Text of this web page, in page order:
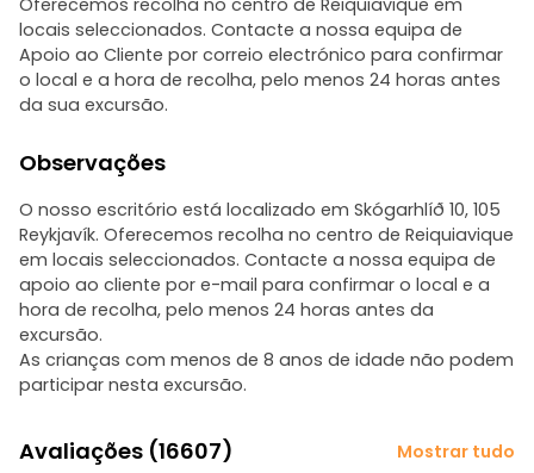
Oferecemos recolha no centro de Reiquiavique em
locais seleccionados. Contacte a nossa equipa de
Apoio ao Cliente por correio electrónico para confirmar
o local e a hora de recolha, pelo menos 24 horas antes
da sua excursão.
Observações
O nosso escritório está localizado em Skógarhlíð 10, 105
Reykjavík. Oferecemos recolha no centro de Reiquiavique
em locais seleccionados. Contacte a nossa equipa de
apoio ao cliente por e-mail para confirmar o local e a
hora de recolha, pelo menos 24 horas antes da
excursão.
As crianças com menos de 8 anos de idade não podem
participar nesta excursão.
Avaliações (16607) Mostrar tudo